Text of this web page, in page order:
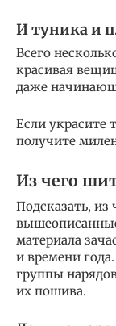
И туника и
Всего
красивая
даже
Если украсите
получите
Из чего
Подсказать,
материала
и времени
группы
их пошива.